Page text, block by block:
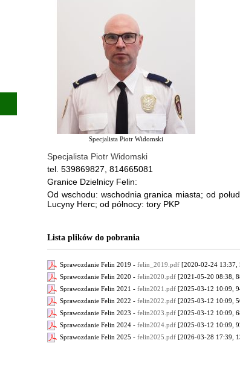
Specjalista Piotr Widomski
Specjalista Piotr Widomski
tel. 539869827, 814665081
Granice Dzielnicy Felin:
Od wschodu: wschodnia granica miasta; od
Lucyny Herc; od północy: tory PKP
Lista plików do pobrania
Sprawozdanie Felin 2019 - felin_2019.pdf [2020-02-24 13:37,
Sprawozdanie Felin 2020 - felin2020.pdf [2021-05-20 08:38,
Sprawozdanie Felin 2021 - felin2021.pdf [2025-03-12 10:09,
Sprawozdanie Felin 2022 - felin2022.pdf [2025-03-12 10:09,
Sprawozdanie Felin 2023 - felin2023.pdf [2025-03-12 10:09,
Sprawozdanie Felin 2024 - felin2024.pdf [2025-03-12 10:09,
Sprawozdanie Felin 2025 - felin2025.pdf [2026-03-28 17:39,